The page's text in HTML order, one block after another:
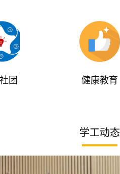
团 健康教育
学工动态